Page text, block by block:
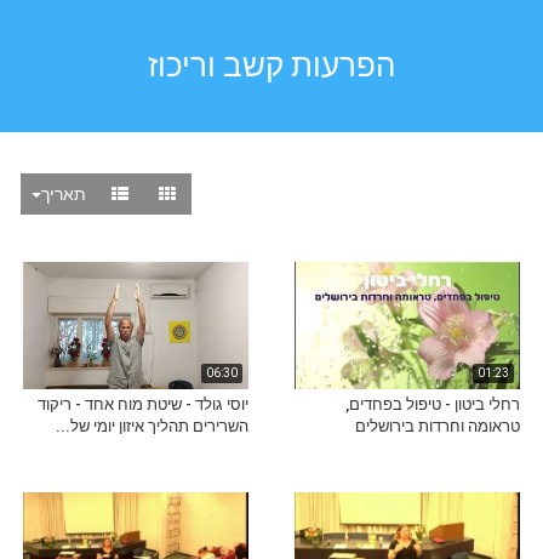
הפרעות קשב וריכוז
תאריך
01:23
רחלי ביטון - טיפול בפחדים,
טראומה וחרדות בירושלים
06:30
יוסי גולד - שיטת מוח אחד - ריקוד
השרירים תהליך איזון יומי של...